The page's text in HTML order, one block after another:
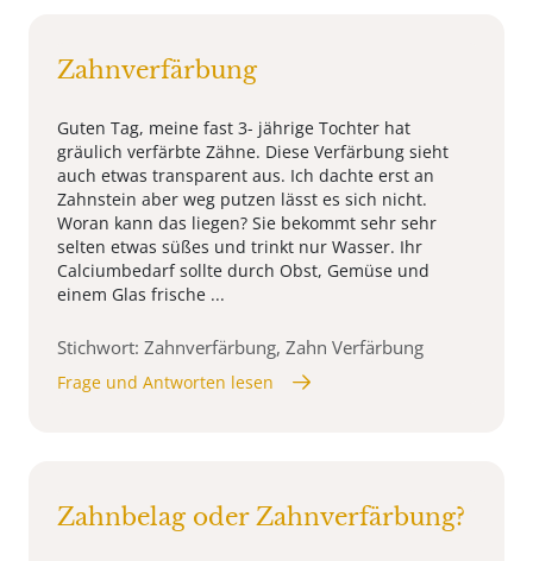
Zahnverfärbung
Guten Tag, meine fast 3- jährige Tochter hat
gräulich verfärbte Zähne. Diese Verfärbung sieht
auch etwas transparent aus. Ich dachte erst an
Zahnstein aber weg putzen lässt es sich nicht.
Woran kann das liegen? Sie bekommt sehr sehr
selten etwas süßes und trinkt nur Wasser. Ihr
Calciumbedarf sollte durch Obst, Gemüse und
einem Glas frische ...
Stichwort: Zahnverfärbung, Zahn Verfärbung
Frage und Antworten lesen
Zahnbelag oder Zahnverfärbung?